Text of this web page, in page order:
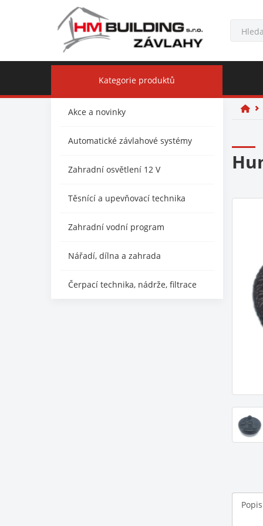
Kategorie produktů
Akce a novinky
Automatické závlahové systémy
Zahradní osvětlení 12 V
Těsnící a upevňovací technika
Zahradní vodní program
Nářadí, dílna a zahrada
Čerpací technika, nádrže, filtrace
Popis